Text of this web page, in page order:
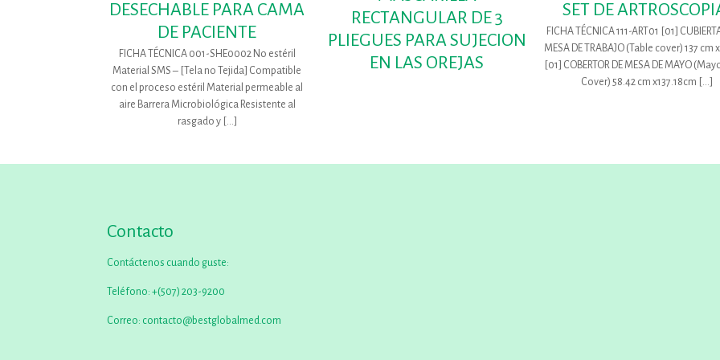
DESECHABLE PARA CAMA
DE PACIENTE
FICHA TÉCNICA 001-SHE0002 No estéril
Material SMS – [Tela no Tejida] Compatible
con el proceso estéril Material permeable al
aire Barrera Microbiológica Resistente al
rasgado y[…]
RECTANGULAR DE 3
PLIEGUES PARA SUJECION
EN LAS OREJAS
SET DE
FICHA TÉCNICA 111-ART01 [01]
MESA DE TRABAJO (Table cover) 137 cm
[01] COBERTOR DE MESA DE MAYO
Cover) 58.42 cm x137.18cm […]
Contacto
Contáctenos cuando guste:
Teléfono: +(507) 203-9200
Correo: contacto@bestglobalmed.com